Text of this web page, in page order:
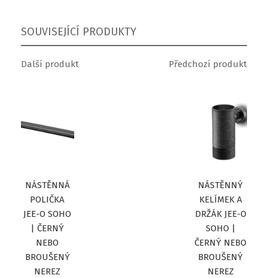
SOUVISEJÍCÍ PRODUKTY
Další produkt
NÁSTĚNNÁ
POLIČKA
JEE-O SOHO
| ČERNÝ
NEBO
BROUŠENÝ
NEREZ
Předchozí produkt
NÁSTĚNNÝ
KELÍMEK A
DRŽÁK JEE-O
SOHO |
ČERNÝ NEBO
BROUŠENÝ
NEREZ